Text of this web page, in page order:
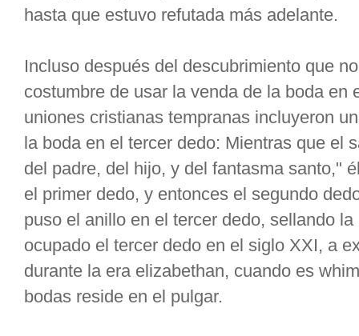
hasta que estuvo refutada más adelante.
Incluso después del descubrimiento que
costumbre de usar la venda de la boda en
uniones cristianas tempranas incluyeron
la boda en el tercer dedo: Mientras que el
del padre, del hijo, y del fantasma santo,"
el primer dedo, y entonces el segundo
puso el anillo en el tercer dedo, sellando
ocupado el tercer dedo en el siglo XXI, a
durante la era elizabethan, cuando es
bodas reside en el pulgar.